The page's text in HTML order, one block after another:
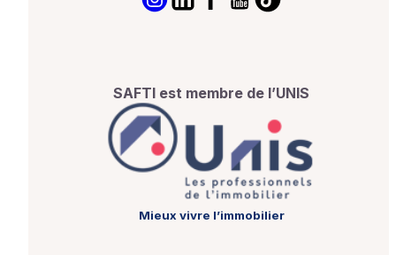
SAFTI est membre de l’UNIS
Mieux vivre l’immobilier